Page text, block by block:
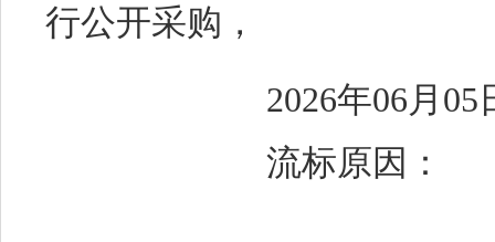
行公开采购，
2026年06月
流标原因：